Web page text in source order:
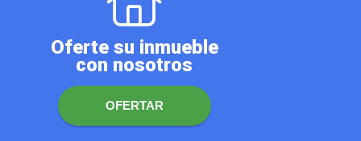
Oferte su inmueble
con nosotros
OFERTAR